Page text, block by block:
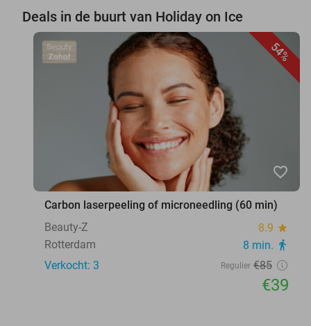
Deals in de buurt van Holiday on Ice
54%
favorite_border
Carbon laserpeeling of microneedling (60 min)
Beauty-Z
8.9 star
Rotterdam 8 min. directions_walk
Verkocht: 3 Regulier €85
€39